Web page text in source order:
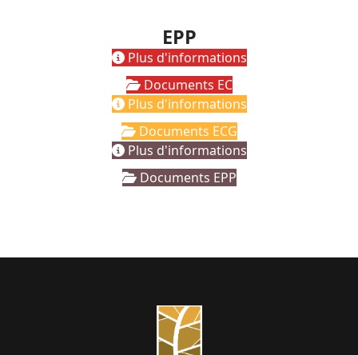
EPP
Plus d'informations
Documents EC
Plus d'informations
Documents ECG
Plus d'informations
Documents EPP